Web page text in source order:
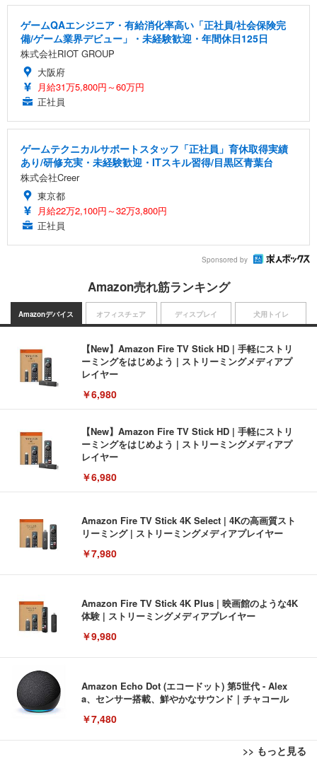
ゲームQAエンジニア・有給消化率高い「正社員/社会保険完
備/ゲーム業界デビュー」・未経験歓迎・年間休日125日
株式会社RIOT GROUP
大阪府
月給31万5,800円～60万円
正社員
ゲームテクニカルサポートスタッフ「正社員」育休取得実績
あり/研修充実・未経験歓迎・ITスキル習得/目黒区青葉台
株式会社Creer
東京都
月給22万2,100円～32万3,800円
正社員
Sponsored by
Amazon売れ筋ランキング
Amazonデバイス
【New】Amazon Fire TV Stick HD | 手軽にストリ
ーミングをはじめよう | ストリーミングメディアプ
レイヤー
￥6,980
【New】Amazon Fire TV Stick HD | 手軽にストリ
ーミングをはじめよう | ストリーミングメディアプ
レイヤー
￥6,980
Amazon Fire TV Stick 4K Select | 4Kの高画質スト
リーミング | ストリーミングメディアプレイヤー
￥7,980
Amazon Fire TV Stick 4K Plus | 映画館のような4K
体験 | ストリーミングメディアプレイヤー
￥9,980
Amazon Echo Dot (エコードット) 第5世代 - Alex
a、センサー搭載、鮮やかなサウンド｜チャコール
￥7,480
>> もっと見る
オフィスチェア ディスプレイ 犬用トイレ